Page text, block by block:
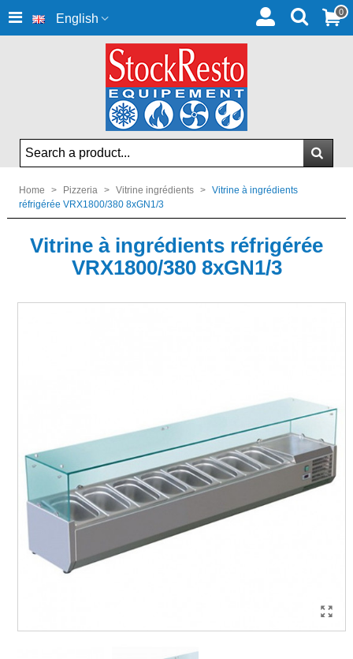
English 0
Home > Pizzeria > Vitrine ingrédients > Vitrine à ingrédients
réfrigérée VRX1800/380 8xGN1/3
Vitrine à ingrédients réfrigérée
VRX1800/380 8xGN1/3